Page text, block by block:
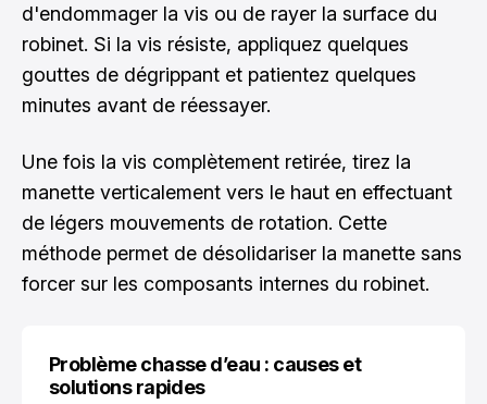
d'endommager la vis ou de rayer la surface du
robinet. Si la vis résiste, appliquez quelques
gouttes de dégrippant et patientez quelques
minutes avant de réessayer.
Une fois la vis complètement retirée, tirez la
manette verticalement vers le haut en effectuant
de légers mouvements de rotation. Cette
méthode permet de désolidariser la manette sans
forcer sur les composants internes du robinet.
Problème chasse d’eau : causes et
solutions rapides